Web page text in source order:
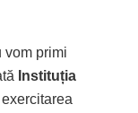
vom primi
Instituția